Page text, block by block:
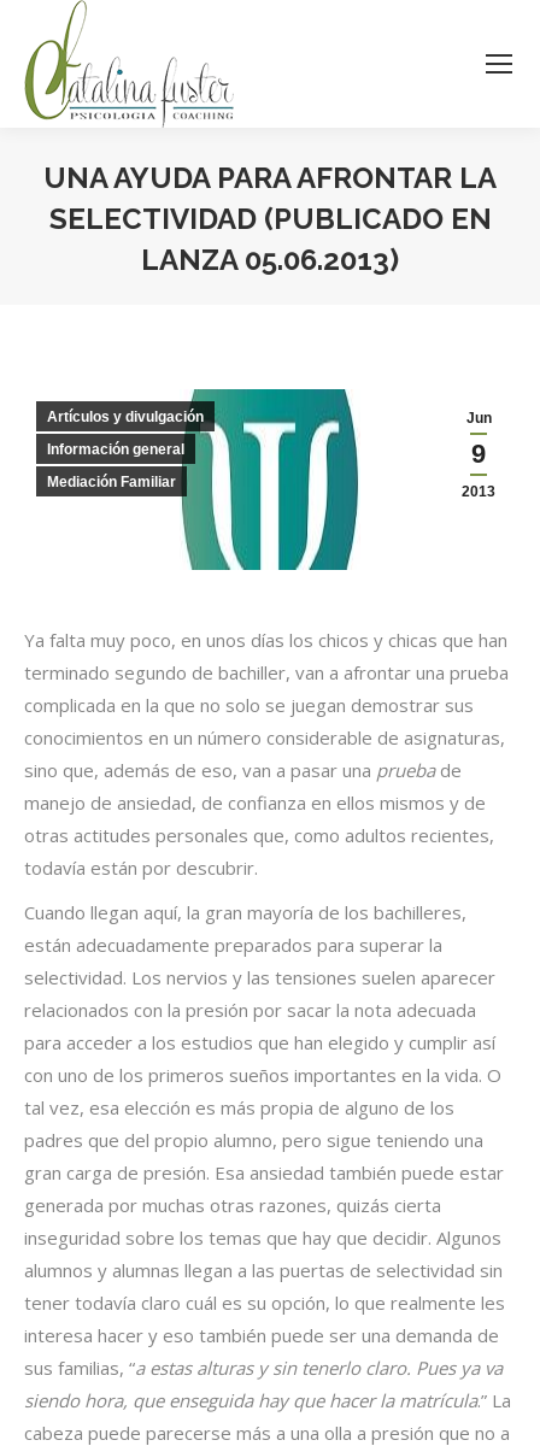
UNA AYUDA PARA AFRONTAR LA
SELECTIVIDAD (PUBLICADO EN
LANZA 05.06.2013)
Jun
9
2013
Artículos y divulgación
Información general
Mediación Familiar
Ya falta muy poco, en unos días los chicos y chicas que han
terminado segundo de bachiller, van a afrontar una prueba
complicada en la que no solo se juegan demostrar sus
conocimientos en un número considerable de asignaturas,
sino que, además de eso, van a pasar una pruebade
manejo de ansiedad, de confianza en ellos mismos y de
otras actitudes personales que, como adultos recientes,
todavía están por descubrir.
Cuando llegan aquí, la gran mayoría de los bachilleres,
están adecuadamente preparados para superar la
selectividad. Los nervios y las tensiones suelen aparecer
relacionados con la presión por sacar la nota adecuada
para acceder a los estudios que han elegido y cumplir así
con uno de los primeros sueños importantes en la vida. O
tal vez, esa elección es más propia de alguno de los
padres que del propio alumno, pero sigue teniendo una
gran carga de presión. Esa ansiedad también puede estar
generada por muchas otras razones, quizás cierta
inseguridad sobre los temas que hay que decidir. Algunos
alumnos y alumnas llegan a las puertas de selectividad sin
tener todavía claro cuál es su opción, lo que realmente les
interesa hacer y eso también puede ser una demanda de
sus familias, “a estas alturas y sin tenerlo claro. Pues ya va
siendo hora, que enseguida hay que hacer la matrícula.” La
cabeza puede parecerse más a una olla a presión que no a